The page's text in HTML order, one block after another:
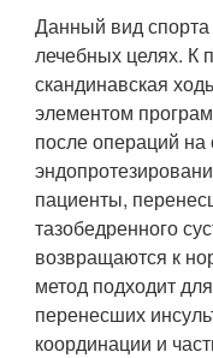
Данный вид
лечебных целях. К
скандинавская
элементом
после операций на
пациенты,
тазобедренного
возвращаются к
метод подходит
перенесших
координации и